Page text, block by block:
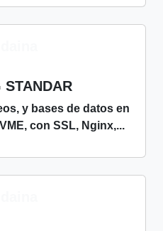
STANDAR
y bases de datos en
con SSL, Nginx,...